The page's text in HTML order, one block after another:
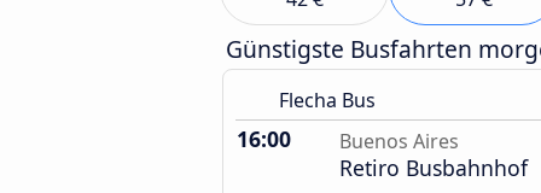
Günstigste Busfahrten
Flecha Bus
16:00 Buenos Aires
Retiro Busbahnhof